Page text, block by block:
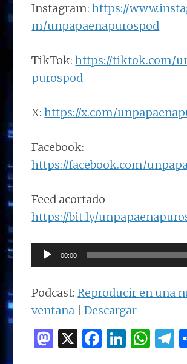
Instagram:https://
m/unpapaenapurospod
TikTok:https://tiktok.com/
purospod
X:https://x.com/
Facebook:
https://facebook.com/
Feed acortado
https://bit.ly/
Reproductor
de
audio
00:00
Podcast:Reproducir en una
ventana |Descargar
M X F
Li W T